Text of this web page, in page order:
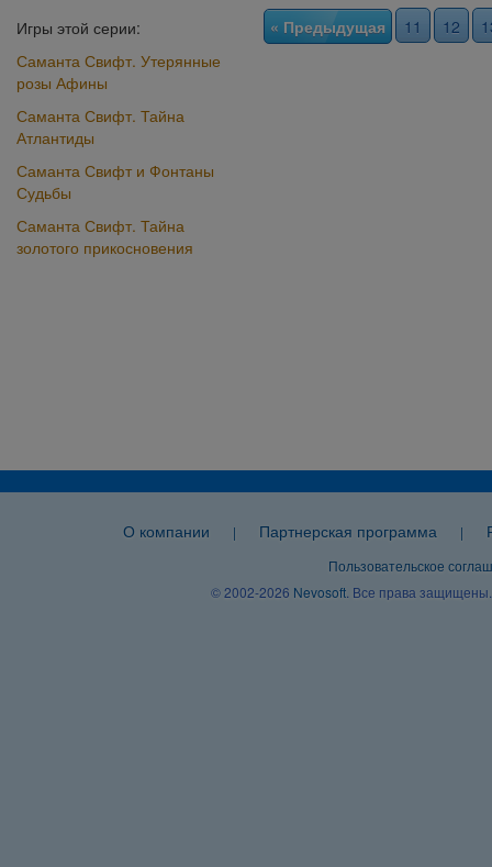
Игры этой серии:
Саманта Свифт. Утерянные
розы Афины
Саманта Свифт. Тайна
Атлантиды
Саманта Свифт и Фонтаны
Судьбы
Саманта Свифт. Тайна
золотого прикосновения
« Предыдущая 11 12
О компании | Партнерская программа |
Пользовательское
© 2002-2026 Nevosoft . Все права защищены